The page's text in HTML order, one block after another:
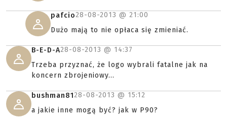
pafcio28-08-2013 @ 21:00
Dużo mają to nie opłaca się zmieniać.
B-E-D-A28-08-2013 @ 14:37
Trzeba przyznać, że logo wybrali fatalne jak na
koncern zbrojeniowy...
bushman8128-08-2013 @ 15:12
a jakie inne mogą być? jak w P90?